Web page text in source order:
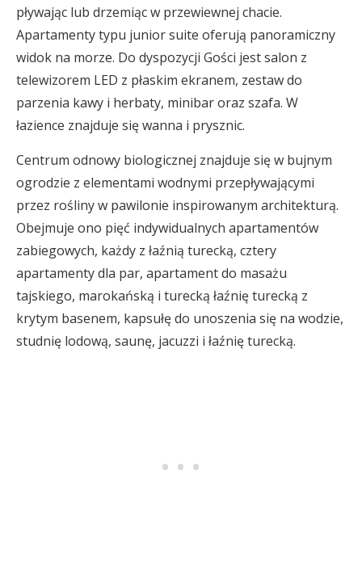
pływając lub drzemiąc w przewiewnej chacie.
Apartamenty typu junior suite oferują panoramiczny
widok na morze. Do dyspozycji Gości jest salon z
telewizorem LED z płaskim ekranem, zestaw do
parzenia kawy i herbaty, minibar oraz szafa. W
łazience znajduje się wanna i prysznic.
Centrum odnowy biologicznej znajduje się w bujnym
ogrodzie z elementami wodnymi przepływającymi
przez rośliny w pawilonie inspirowanym architekturą.
Obejmuje ono pięć indywidualnych apartamentów
zabiegowych, każdy z łaźnią turecką, cztery
apartamenty dla par, apartament do masażu
tajskiego, marokańską i turecką łaźnię turecką z
krytym basenem, kapsułę do unoszenia się na wodzie,
studnię lodową, saunę, jacuzzi i łaźnię turecką.